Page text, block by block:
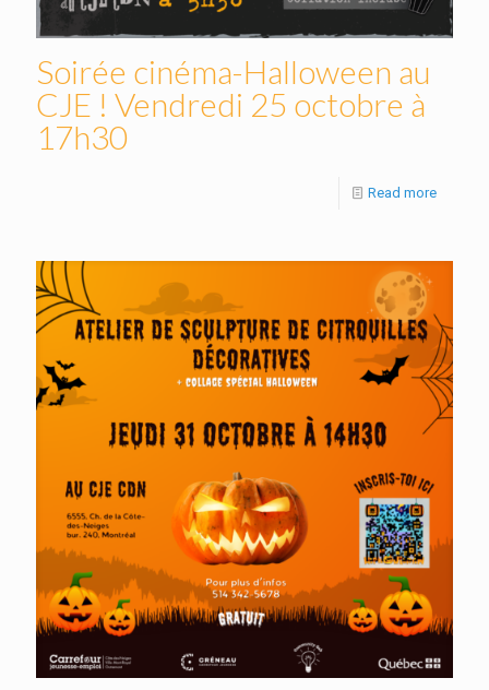
Soirée cinéma-Halloween au
CJE ! Vendredi 25 octobre à
17h30
Read more